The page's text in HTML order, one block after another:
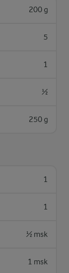
200 g
5
1
½
250 g
1
1
½ msk
1 msk